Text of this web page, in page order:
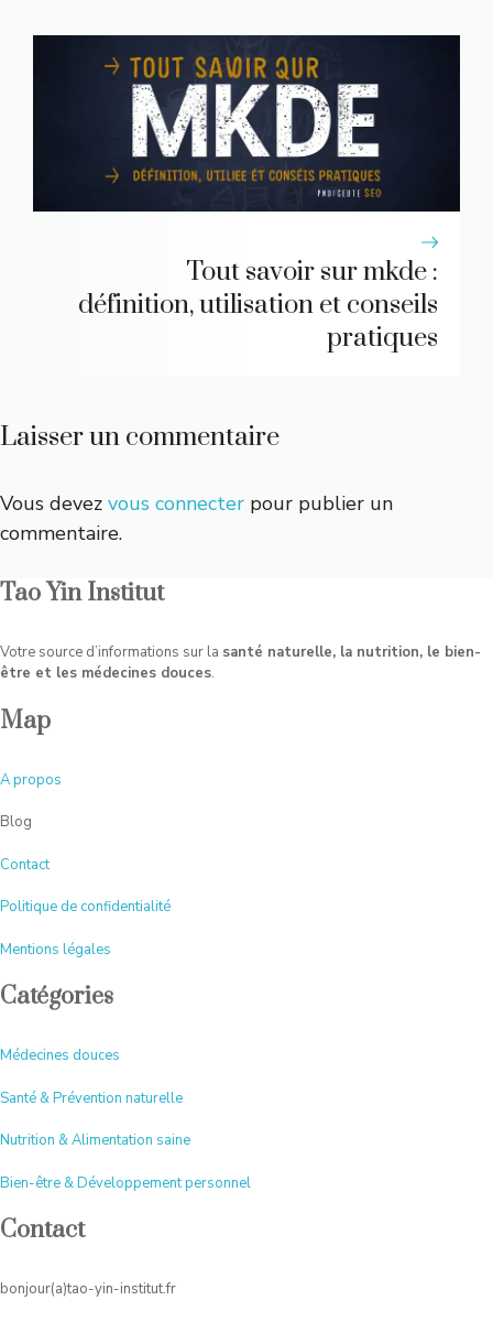
Tout savoir sur mkde :
définition, utilisation et conseils
pratiques
Laisser un commentaire
Vous devez vous connecter pour publier un
commentaire.
Tao Yin Institut
Votre source d’informations sur la santé naturelle, la nutrition, le bien-
être et les médecines douces.
Map
Apropos
Blog
Contact
Politique de confidentialité
Mentions légales
Catégories
Médecines douces
Santé & Prévention naturelle
Nutrition & Alimentation saine
Bien-être & Développement personnel
Contact
bonjour(a)tao-yin-institut.fr